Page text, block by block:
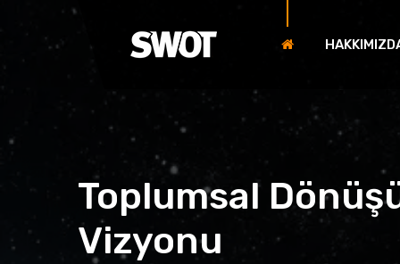
Toplumsal
Vizyonu